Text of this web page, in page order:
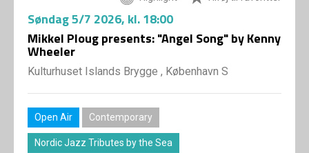
Temaer
App
INFO
Søndag5/7 2026, kl. 18:00
Mikkel Ploug presents: "Angel Song" by Kenny
Wheeler
Kulturhuset Islands Brygge , København S
Open Air Contemporary
Nordic Jazz Tributes by the Sea